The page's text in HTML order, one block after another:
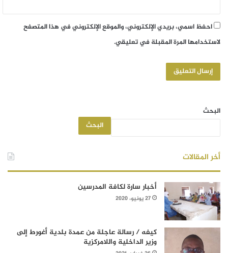
احفظ اسمي، بريدي الإلكتروني، والموقع الإلكتروني في هذا المتصفح
لاستخدامها المرة المقبلة في تعليقي.
البحث
البحث
أخر المقالات
أخبار سارة لكافة المدرسين
27 يونيو، 2020
كيفه / رسالة عاجلة من عمدة بلدية أغورط إلى
وزير الداخلية واللامركزية